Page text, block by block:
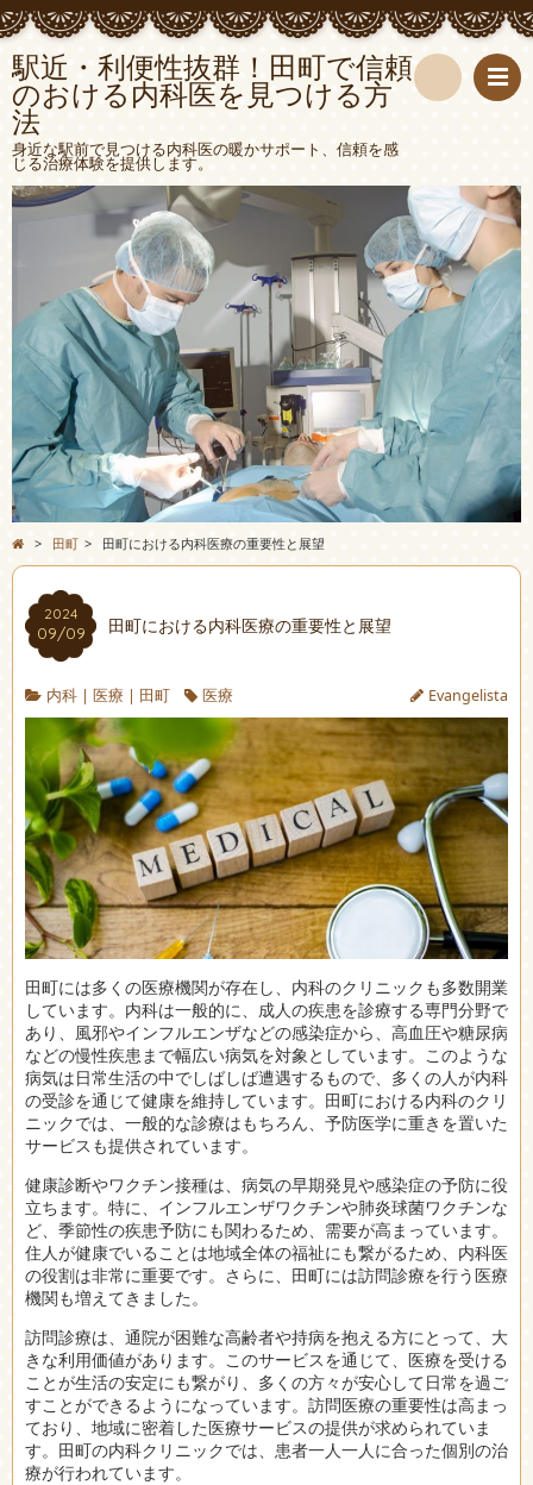
駅近・利便性抜群！田町で信頼
のおける内科医を見つける方
法
身近な駅前で見つける内科医の暖かサポート、信頼を感
じる治療体験を提供します。
> 田町 > 田町における内科医療の重要性と展望
2024
09/09 田町における内科医療の重要性と展望
内科| 医療 | 田町 医療 Evangelista
田町には多くの医療機関が存在し、内科のクリニックも多数開業
しています。 内科は一般的に、成人の疾患を診療する専門分野で
あり、風邪やインフルエンザなどの感染症から、高血圧や糖尿病
などの慢性疾患まで幅広い病気を対象としています。このような
病気は日常生活の中でしばしば遭遇するもので、多くの人が内科
の受診を通じて健康を維持しています。田町における内科のクリ
ニックでは、一般的な診療はもちろん、予防医学に重きを置いた
サービスも提供されています。
健康診断やワクチン接種は、病気の早期発見や感染症の予防に役
立ちます。特に、インフルエンザワクチンや肺炎球菌ワクチンな
ど、季節性の疾患予防にも関わるため、需要が高まっています。
住人が健康でいることは地域全体の福祉にも繋がるため、内科医
の役割は非常に重要です。さらに、田町には訪問診療を行う医療
機関も増えてきました。
訪問診療は、通院が困難な高齢者や持病を抱える方にとって、大
きな利用価値があります。このサービスを通じて、医療を受ける
ことが生活の安定にも繋がり、多くの方々が安心して日常を過ご
すことができるようになっています。訪問医療の重要性は高まっ
ており、地域に密着した医療サービスの提供が求められていま
す。田町の内科クリニックでは、患者一人一人に合った個別の治
療が行われています。